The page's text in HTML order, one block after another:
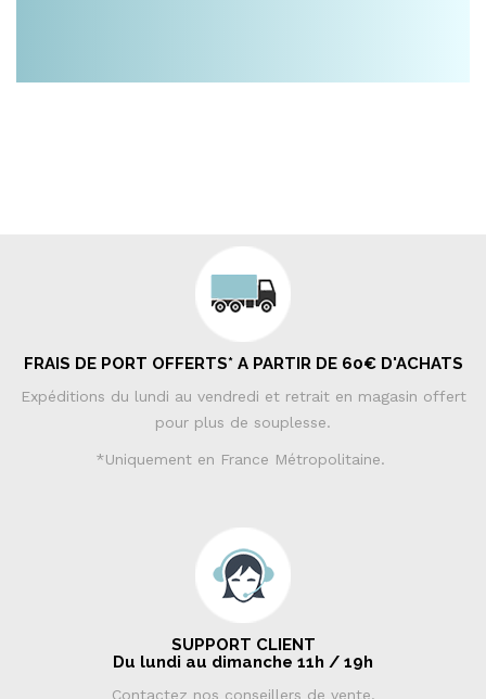
FRAIS DE PORT OFFERTS* A PARTIR DE 60€ D'ACHATS
Expéditions du lundi au vendredi et retrait en magasin offert
pour plus de souplesse.
*Uniquement en France Métropolitaine.
SUPPORT CLIENT
Du lundi au dimanche 11h / 19h
Contactez nos conseillers de vente.